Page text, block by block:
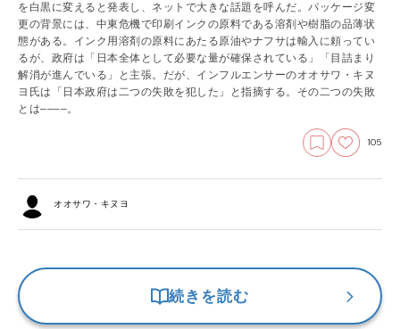
を白黒に変えると発表し、ネットで大きな話題を呼んだ。パッケージ変
更の背景には、中東危機で印刷インクの原料である溶剤や樹脂の品薄状
態がある。インク用溶剤の原料にあたる原油やナフサは輸入に頼ってい
るが、政府は「日本全体として必要な量が確保されている」「目詰まり
解消が進んでいる」と主張。だが、インフルエンサーのオオサワ・キヌ
ヨ氏は「日本政府は二つの失敗を犯した」と指摘する。その二つの失敗
とは––––。
105
オオサワ・キヌヨ
続きを読む